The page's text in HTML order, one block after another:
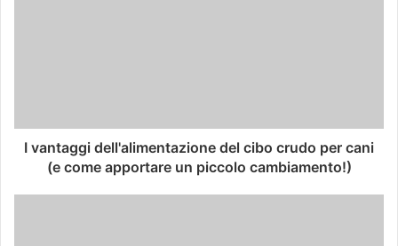
I vantaggi dell'alimentazione del cibo crudo per cani
(e come apportare un piccolo cambiamento!)